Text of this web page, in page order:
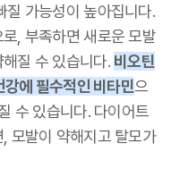
질 가능성이 높아집니다.
, 부족하면 새로운 모발
질 수 있습니다. 비오틴
에 필수적인 비타민으
수 있습니다. 다이어트
모발이 약해지고 탈모가